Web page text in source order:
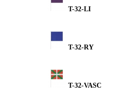
T-32-LI
T-32-RY
T-32-VASC